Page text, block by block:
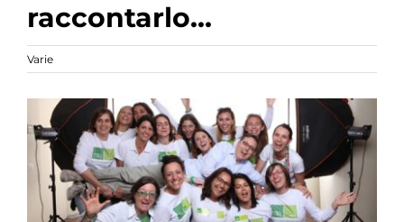
raccontarlo…
Varie
Ingrandisci
immagine